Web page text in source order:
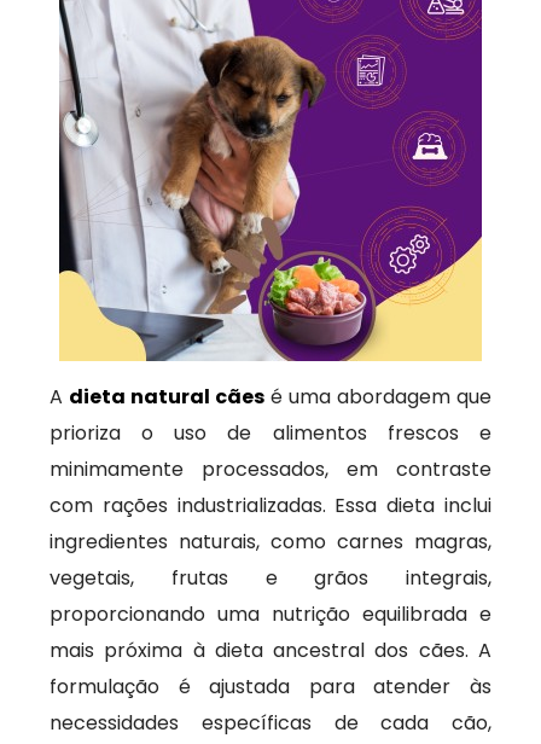
A dieta natural cães é uma abordagem que
prioriza o uso de alimentos frescos e
minimamente processados, em contraste
com rações industrializadas. Essa dieta inclui
ingredientes naturais, como carnes magras,
vegetais, frutas e grãos integrais,
proporcionando uma nutrição equilibrada e
mais próxima à dieta ancestral dos cães. A
formulação é ajustada para atender às
necessidades específicas de cada cão,